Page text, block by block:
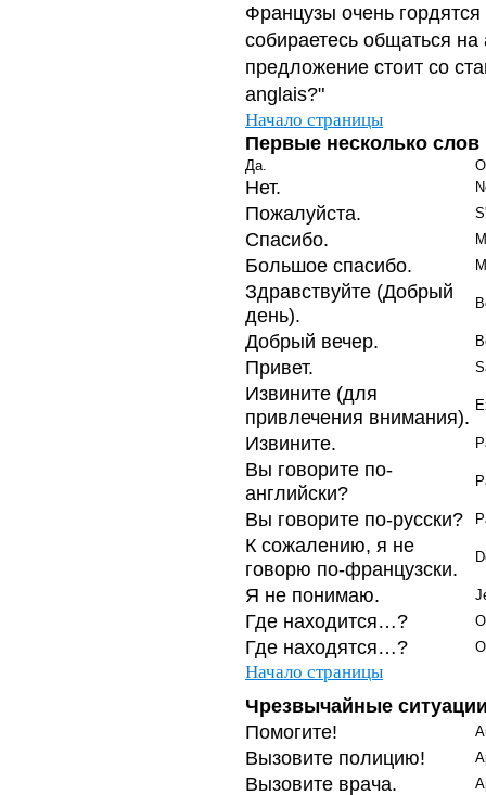
Французы очень
собираетесь общаться
предложение стоит со
anglais?"
Начало страницы
Первые несколько слов
Да.
Нет.
Пожалуйста.
Спасибо.
Большое спасибо.
Здравствуйте (Добрый
день).
Добрый вечер.
Привет.
Извините (для
привлечения внимания).
Извините.
Вы говорите по-
английски?
Вы говорите по-русски?
К сожалению, я не
говорю по-французски.
Я не понимаю.
Где находится…?
Где находятся…?
Начало страницы
Чрезвычайные
Помогите!
Вызовите полицию!
Вызовите врача.